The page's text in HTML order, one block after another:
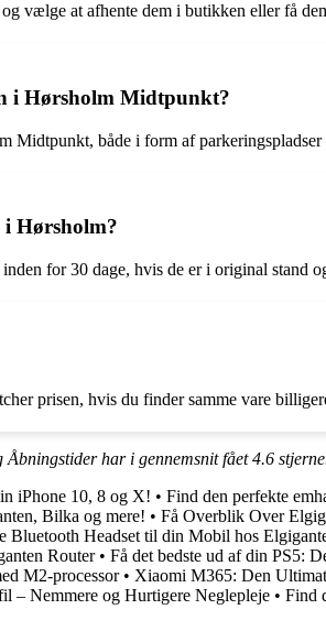
vælge at afhente dem i butikken eller få
i Hørsholm Midtpunkt?
Midtpunkt, både i form af
Hørsholm?
for 30 dage, hvis de er i original stand
prisen, hvis du finder samme vare
har i gennemsnit fået4.6
iPhone 10, 8 og X! • Find den perfekte
Bilka og mere! • Få Overblik Over
Bluetooth Headset til din Mobil hos
Router• Få det bedste ud af din PS5:
M2-processor• Xiaomi M365: Den
– Nemmere og Hurtigere Neglepleje • Find